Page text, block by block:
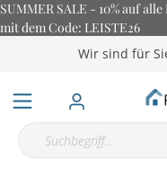
SUMMER SALE - 10% auf
mit dem Code: LEISTE26
Wir sind für